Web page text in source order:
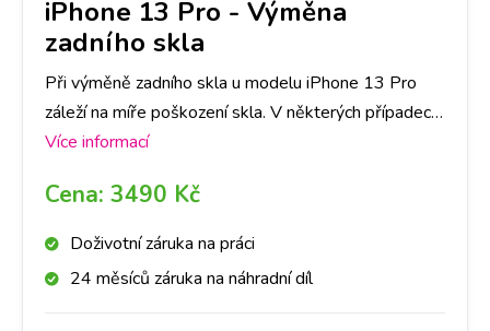
iPhone 13 Pro - Výměna
zadního skla
Při výměně zadního skla u modelu iPhone 13 Pro
záleží na míře poškození skla. V některých případech
je nutné vyměnit celý zadní kryt. Stačí se u nás
Vzhledem k nutnosti separace skla se jedná o
časově náročnější opravu. Za cca 4 hodinky však
máme hotovo a sklo je jako nové. Doporučujeme si
však udělat rezervaci nebo zavolat na Vámi vybranou
Více informací
Cena: 3490 Kč
Doživotní záruka na práci
24 měsíců záruka na náhradní díl